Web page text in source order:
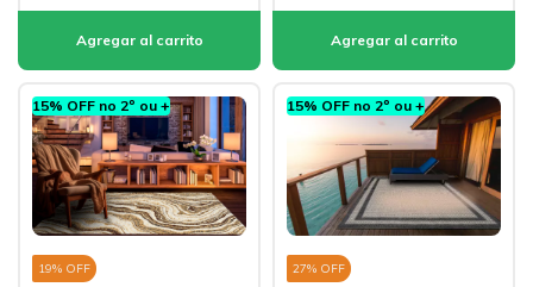
15% OFF no 2º ou +
19% OFF
15% OFF no 2º ou +
27% OFF